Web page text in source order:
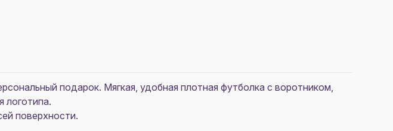
подарок. Мягкая, удобная плотная футболка с воротником,
логотипа.
поверхности.